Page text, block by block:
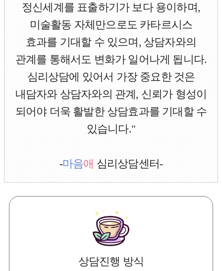
정신세계를 표출하기가 보다 용이하며,
미술활동 자체만으로도 카타르시스
효과를 기대할 수 있으며, 상담자와의
관계를 통해서도 변화가 일어나게 됩니다.
심리상담에 있어서 가장 중요한 것은
내담자와 상담자와의 관계, 신뢰가 형성이
되어야 더욱 활발한 상담효과를 기대할 수
있습니다."
-마음애 심리상담센터-
상담진행 방식